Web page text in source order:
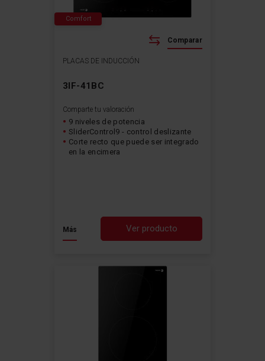
PLACAS DE INDUCCIÓN
3IF-41BC
Ver producto
Más
Comparte tu valoración
9 niveles de potencia
SliderControl9 - control deslizante
Corte recto que puede ser integrado
en la encimera
Comparar
Comfort